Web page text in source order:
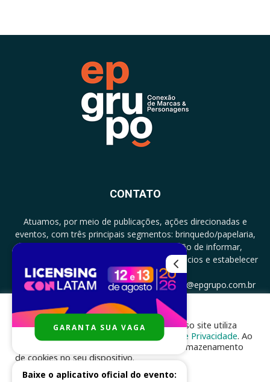
CONTATO
Atuamos, por meio de publicações, ações direcionadas e
eventos, com três principais segmentos: brinquedo/papelaria,
licenciamento e zero a três com a missão de informar,
documentar, proporcionar encontro de negócios e estabelecer
parcerias.
CONTATO: +5511994513097 - atendimento@epgrupo.com.br
SIGA-NOS
Para melhor experiência e navegação, nosso site utiliza
cookies, de acordo com a nossa
Política de Privacidade. Ao
clicar em “aceito”, você concorda com o armazenamento
de cookies no seu dispositivo.
GARANTA SUA VAGA
Baixe o aplicativo oficial do evento: